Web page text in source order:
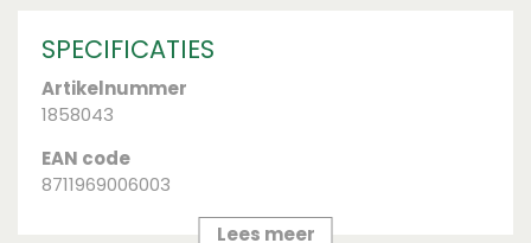
voor planten die behoefte hebben aan zure
Breng circa 5 cm aan in je border. Werk dit door de
SPECIFICATIES
Artikelnummer
1858043
EAN code
8711969006003
Lees meer